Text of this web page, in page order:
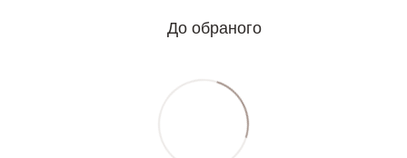
До обраного